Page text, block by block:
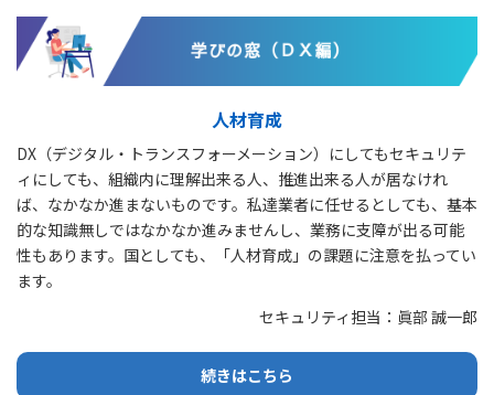
人材育成
DX（デジタル・トランスフォーメーション）にしてもセキュリテ
ィにしても、組織内に理解出来る人、推進出来る人が居なけれ
ば、なかなか進まないものです。私達業者に任せるとしても、基本
的な知識無しではなかなか進みませんし、業務に支障が出る可能
性もあります。国としても、「人材育成」の課題に注意を払ってい
ます。
セキュリティ担当：眞部 誠一郎
続きはこちら